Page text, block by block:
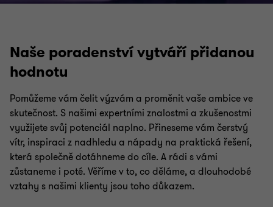
Naše poradenství vytváří přidanou
hodnotu
Pomůžeme vám čelit výzvám a proměnit vaše ambice ve
skutečnost. S našimi expertními znalostmi a zkušenostmi
využijete svůj potenciál naplno. Přineseme vám čerstvý
vítr, inspiraci z nadhledu a nápady na praktická řešení,
která společně dotáhneme do cíle. A rádi s vámi
zůstaneme i poté. Věříme v to, co děláme, a dlouhodobé
vztahy s našimi klienty jsou toho důkazem.